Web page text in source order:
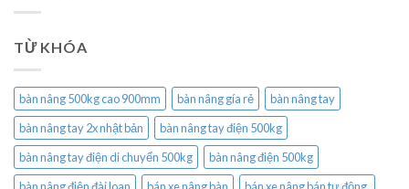
TỪ KHÓA
bàn nâng 500kg cao 900mm bàn nâng gía rẻ
bàn nâng tay
bàn nâng tay 2x nhật bản
bàn nâng tay điện 500kg
bàn nâng tay điện di chuyển 500kg
bàn nâng điện 500kg
bàn nâng điện đài loan
bán xe nâng bàn
bán xe nâng bán tự động.